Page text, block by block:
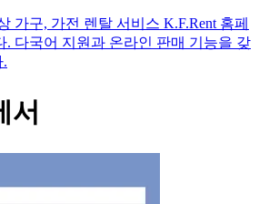
가구, 가전 렌탈 서비스 K.F.Rent 홈페
. 다국어 지원과 온라인 판매 기능을 갖
.
서